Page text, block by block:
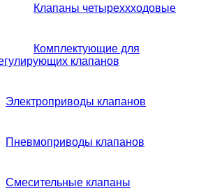
Клапаны четыреххходовые
Комплектующие для
клапанов
Электроприводы клапанов
Пневмоприводы клапанов
Смесительные клапаны